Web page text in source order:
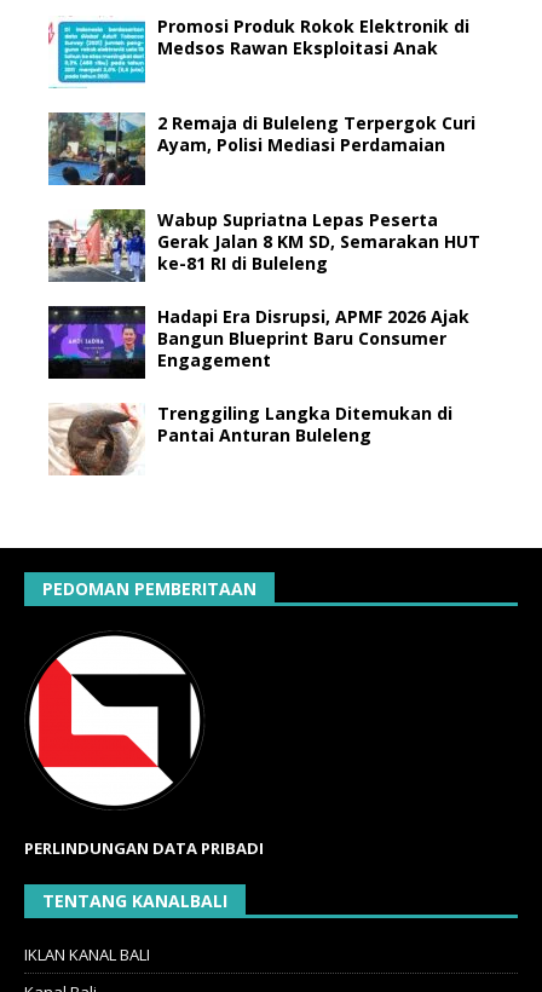
Promosi Produk Rokok Elektronik di
Medsos Rawan Eksploitasi Anak
2 Remaja di Buleleng Terpergok Curi
Ayam, Polisi Mediasi Perdamaian
Wabup Supriatna Lepas Peserta
Gerak Jalan 8 KM SD, Semarakan HUT
ke-81 RI di Buleleng
Hadapi Era Disrupsi, APMF 2026 Ajak
Bangun Blueprint Baru Consumer
Engagement
Trenggiling Langka Ditemukan di
Pantai Anturan Buleleng
PEDOMAN PEMBERITAAN
PERLINDUNGAN DATA PRIBADI
TENTANG KANALBALI
IKLAN KANAL BALI